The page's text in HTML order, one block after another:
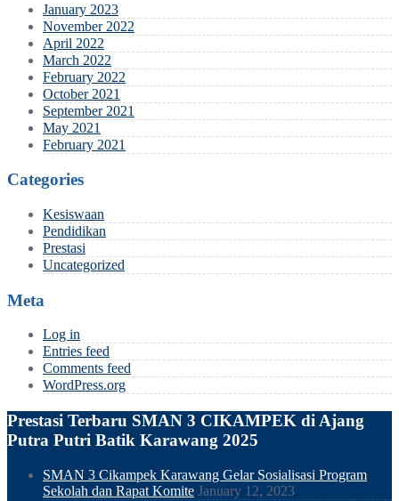
January 2023
November 2022
April 2022
March 2022
February 2022
October 2021
September 2021
May 2021
February 2021
Categories
Kesiswaan
Pendidikan
Prestasi
Uncategorized
Meta
Log in
Entries feed
Comments feed
WordPress.org
Prestasi Terbaru SMAN 3 CIKAMPEK di Ajang
Putra Putri Batik Karawang 2025
SMAN 3 Cikampek Karawang Gelar Sosialisasi Program
Sekolah dan Rapat Komite January 12, 2023